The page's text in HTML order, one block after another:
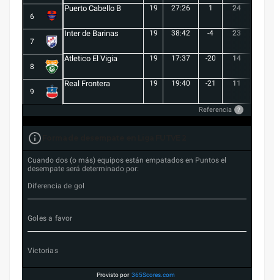
6
Puerto Cabello B 19 27:26 1 24
7
Inter de Barinas 19 38:42 -4 23
8
Atletico El Vigia 19 17:37 -20 14
9
Real Frontera 19 19:40 -21 11
Referencia ?
Cuando dos (o más) equipos están empatados en Puntos el
desempate será determinado por:
Diferencia de gol
Goles a favor
Victorias
Provisto por 365Scores.com